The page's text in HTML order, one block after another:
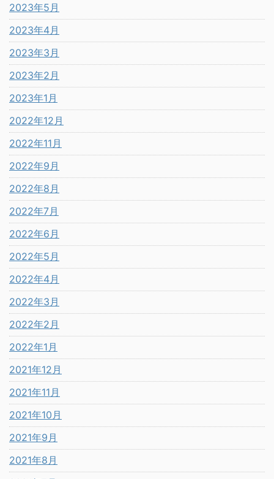
2023年5月
2023年4月
2023年3月
2023年2月
2023年1月
2022年12月
2022年11月
2022年9月
2022年8月
2022年7月
2022年6月
2022年5月
2022年4月
2022年3月
2022年2月
2022年1月
2021年12月
2021年11月
2021年10月
2021年9月
2021年8月